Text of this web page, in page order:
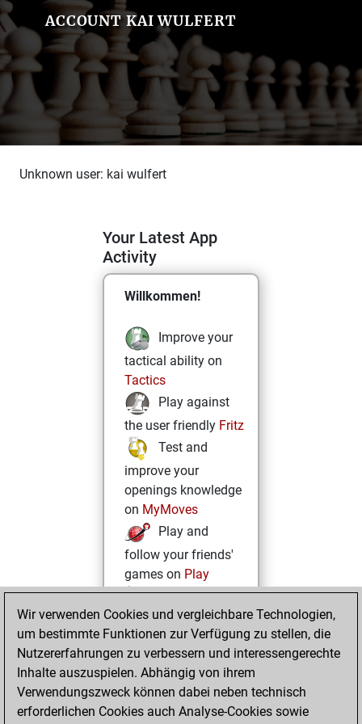
ACCOUNT KAI WULFERT
Unknown user: kai wulfert
Your Latest App
Activity
Willkommen!
Improve your
tactical ability on
Tactics
Play against
the user friendly Fritz
Test and
improve your
openings knowledge
on MyMoves
Play and
follow your friends'
games on Play
Solve some
beautiful and
challenging Studies
on Studies
Wir verwenden Cookies und vergleichbare Technologien,
um bestimmte Funktionen zur Verfügung zu stellen, die
Nutzererfahrungen zu verbessern und interessengerechte
Inhalte auszuspielen. Abhängig von ihrem
Verwendungszweck können dabei neben technisch
erforderlichen Cookies auch Analyse-Cookies sowie